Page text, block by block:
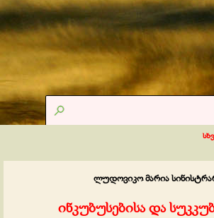
ლუდოვიკო მარია
ინკუბუსებისა და